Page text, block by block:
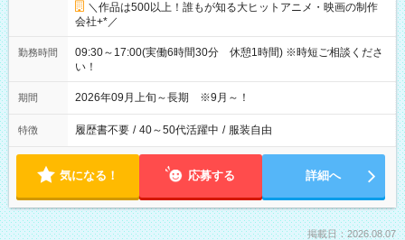
＼作品は500以上！誰もが知る大ヒットアニメ・映画の制作
会社+*／
勤務時間
09:30～17:00(実働6時間30分 休憩1時間) ※時短ご相談くださ
い！
期間 2026年09月上旬～長期 ※9月～！
特徴 履歴書不要 / 40～50代活躍中 / 服装自由
気になる！ 応募する 詳細へ
掲載日：2026.08.07